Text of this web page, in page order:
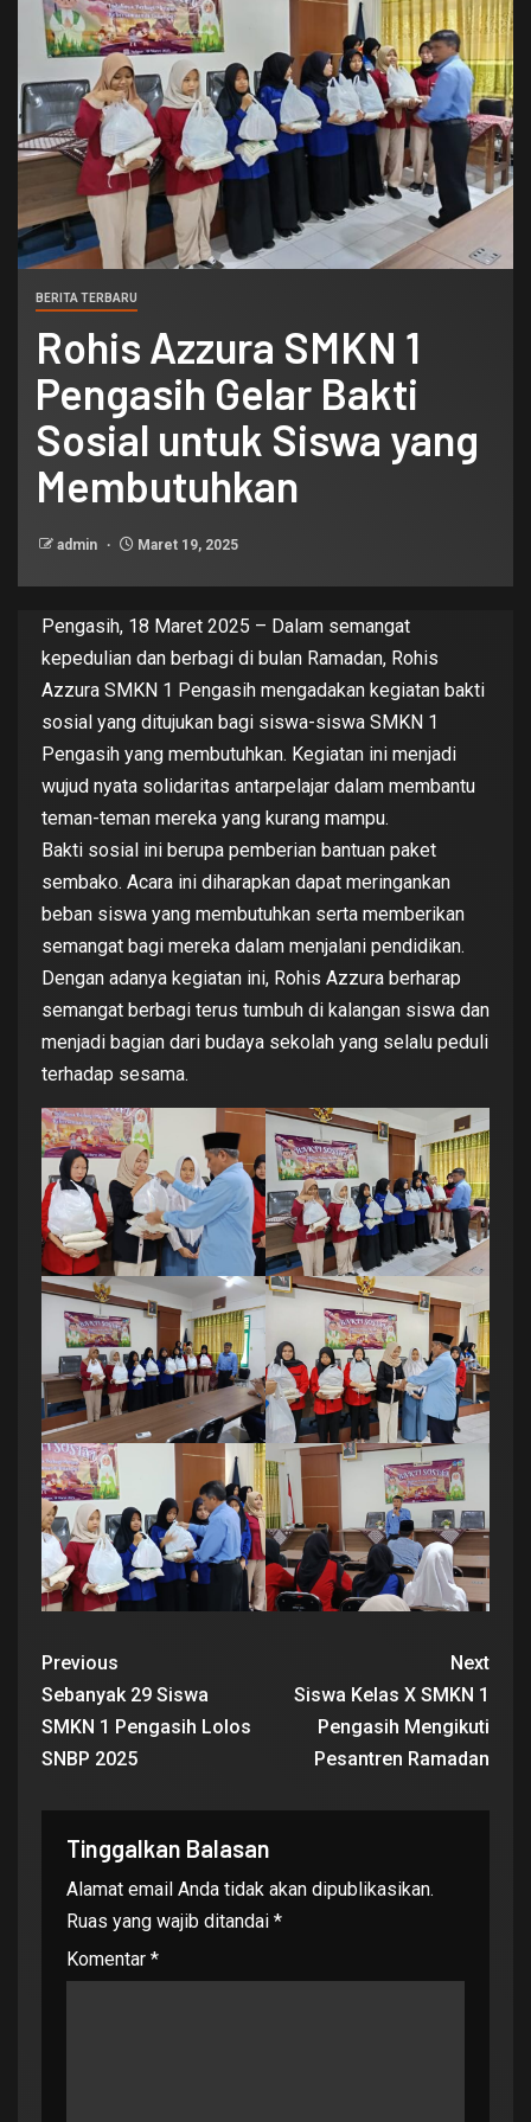
BERITA TERBARU
Rohis Azzura SMKN 1
Pengasih Gelar Bakti
Sosial untuk Siswa yang
Membutuhkan
admin Maret 19, 2025
Pengasih, 18 Maret 2025 – Dalam semangat
kepedulian dan berbagi di bulan Ramadan, Rohis
Azzura SMKN 1 Pengasih mengadakan kegiatan bakti
sosial yang ditujukan bagi siswa-siswa SMKN 1
Pengasih yang membutuhkan. Kegiatan ini menjadi
wujud nyata solidaritas antarpelajar dalam membantu
teman-teman mereka yang kurang mampu.
Bakti sosial ini berupa pemberian bantuan paket
sembako. Acara ini diharapkan dapat meringankan
beban siswa yang membutuhkan serta memberikan
semangat bagi mereka dalam menjalani pendidikan.
Dengan adanya kegiatan ini, Rohis Azzura berharap
semangat berbagi terus tumbuh di kalangan siswa dan
menjadi bagian dari budaya sekolah yang selalu peduli
terhadap sesama.
Previous
Sebanyak 29 Siswa
SMKN 1 Pengasih Lolos
SNBP 2025
Next
Siswa Kelas X SMKN 1
Pengasih Mengikuti
Pesantren Ramadan
Tinggalkan Balasan
Alamat email Anda tidak akan dipublikasikan.
Ruas yang wajib ditandai *
Komentar *